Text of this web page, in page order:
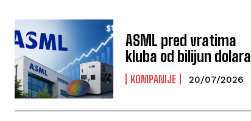
ASML pred vratima
kluba od bilijun dolara
KOMPANIJE 20/07/2026